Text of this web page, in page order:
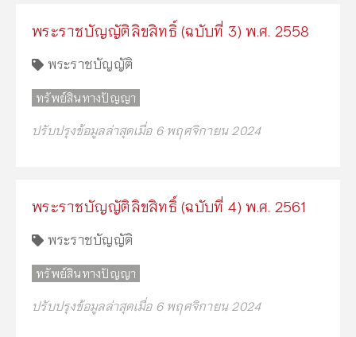
พระราชบัญญัติลิขสิทธิ์ (ฉบับที่ 3) พ.ศ. 2558
พระราชบัญญัติ
ทรัพย์สินทางปัญญา
ปรับปรุงข้อมูลล่าสุดเมื่อ 6 พฤศจิกายน 2024
พระราชบัญญัติลิขสิทธิ์ (ฉบับที่ 4) พ.ศ. 2561
พระราชบัญญัติ
ทรัพย์สินทางปัญญา
ปรับปรุงข้อมูลล่าสุดเมื่อ 6 พฤศจิกายน 2024